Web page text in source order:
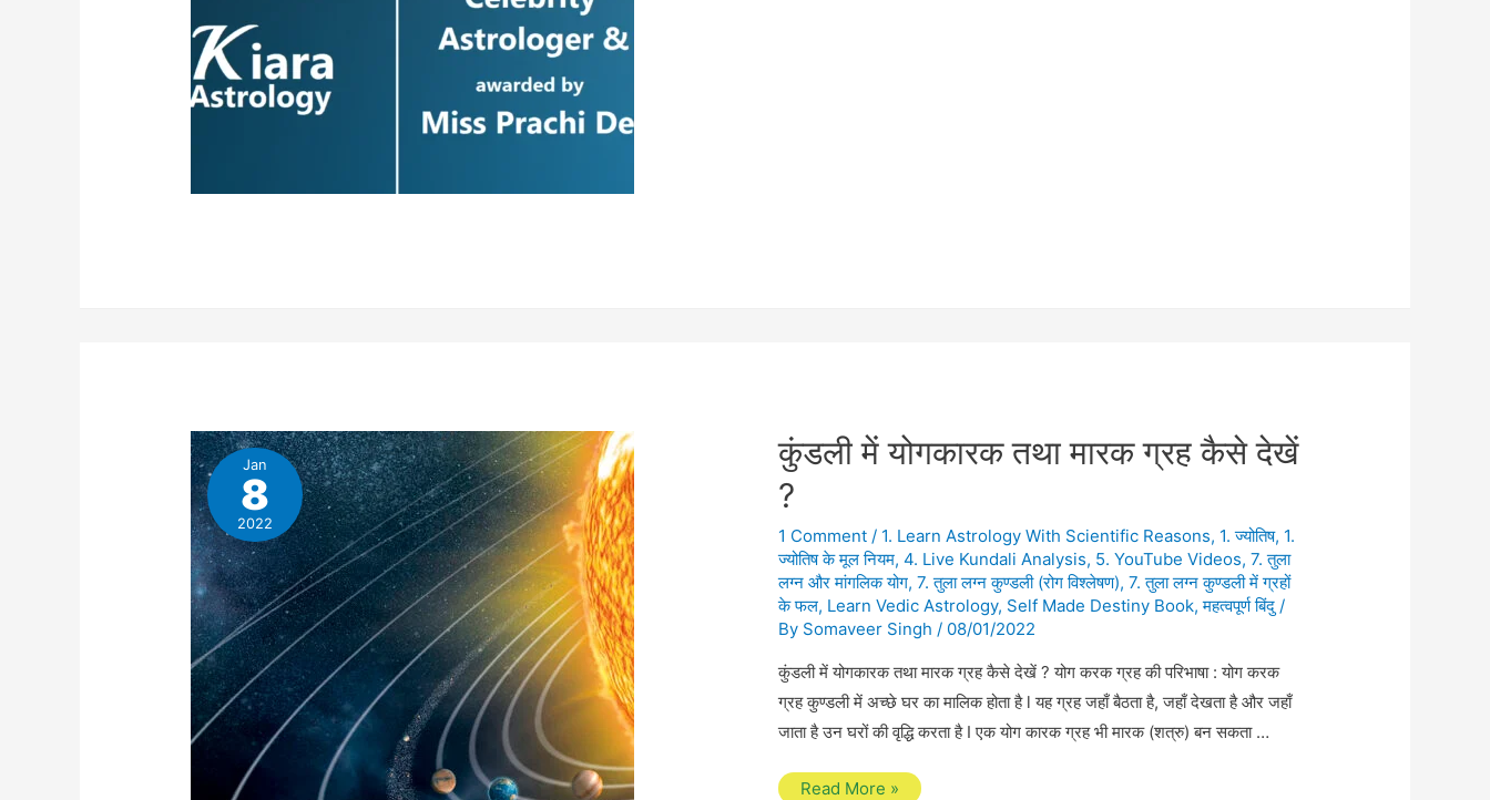
Jan
8
2022
कुंडली में योगकारक तथा मारक ग्रह कैसे देखें
?
1 Comment / 1. Learn Astrology With Scientific Reasons, 1. ज्योतिष, 1.
ज्योतिष के मूल नियम, 4. Live Kundali Analysis, 5. YouTube Videos, 7. तुला
लग्न और मांगलिक योग, 7. तुला लग्न कुण्डली (रोग विश्लेषण), 7. तुला लग्न कुण्डली में ग्रहों
के फल, Learn Vedic Astrology, Self Made Destiny Book,महत्वपूर्ण बिंदु /
By Somaveer Singh / 08/01/2022
कुंडली में योगकारक तथा मारक ग्रह कैसे देखें ? योग करक ग्रह की परिभाषा : योग करक
ग्रह कुण्डली में अच्छे घर का मालिक होता है l यह ग्रह जहाँ बैठता है, जहाँ देखता है और जहाँ
जाता है उन घरों की वृद्धि करता है I एक योग कारक ग्रह भी मारक (शत्रु) बन सकता …
कुंडली
Read More »